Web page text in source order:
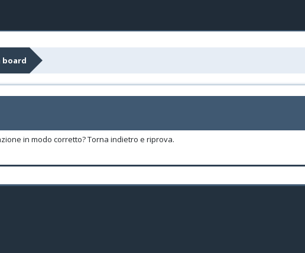
board
in modo corretto? Torna indietro e riprova.